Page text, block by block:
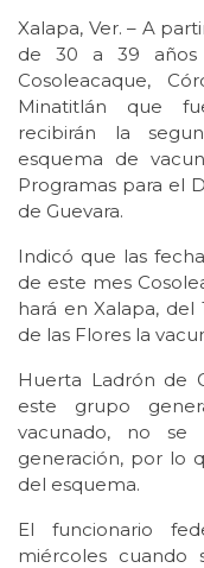
Xalapa, Ver. – A
de 30 a 39 años
Cosoleacaque,
Minatitlán que
recibirán la
esquema de
Programas para el
de Guevara.
Indicó que las
de este mes
hará en Xalapa,
de las Flores la
Huerta Ladrón de
este grupo
vacunado, no se
generación, por lo
del esquema.
El funcionario
miércoles cuando